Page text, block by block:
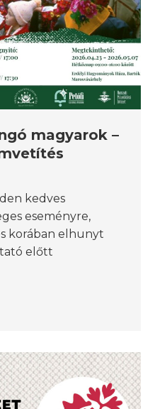
magyarok –
kedves
eseményre,
korában elhunyt
előtt